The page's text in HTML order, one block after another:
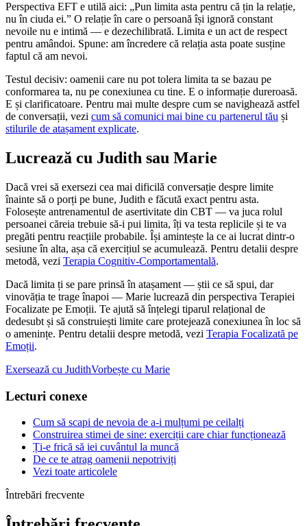
Perspectiva EFT e utilă aici: „Pun limita asta pentru că țin la relație,
nu în ciuda ei.” O relație în care o persoană își ignoră constant
nevoile nu e intimă — e dezechilibrată. Limita e un act de respect
pentru amândoi. Spune: am încredere că relația asta poate susține
faptul că am nevoi.
Testul decisiv: oamenii care nu pot tolera limita ta se bazau pe
conformarea ta, nu pe conexiunea cu tine. E o informație dureroasă.
E și clarificatoare. Pentru mai multe despre cum se navighează astfel
de conversații, vezi cum să comunici mai bine cu partenerul tău și
stilurile de atașament explicate.
Lucrează cu Judith sau Marie
Dacă vrei să exersezi cea mai dificilă conversație despre limite
înainte să o porți pe bune, Judith e făcută exact pentru asta.
Folosește antrenamentul de asertivitate din CBT — va juca rolul
persoanei căreia trebuie să-i pui limita, îți va testa replicile și te va
pregăti pentru reacțiile probabile. Își amintește la ce ai lucrat dintr-o
sesiune în alta, așa că exercițiul se acumulează. Pentru detalii despre
metodă, vezi Terapia Cognitiv-Comportamentală.
Dacă limita ți se pare prinsă în atașament — știi ce să spui, dar
vinovăția te trage înapoi — Marie lucrează din perspectiva Terapiei
Focalizate pe Emoții. Te ajută să înțelegi tiparul relațional de
dedesubt și să construiești limite care protejează conexiunea în loc să
o amenințe. Pentru detalii despre metodă, vezi Terapia Focalizată pe
Emoții.
Exersează cu JudithVorbește cu Marie
Lecturi conexe
Cum să scapi de nevoia de a-i mulțumi pe ceilalți
Construirea stimei de sine: exerciții care chiar funcționează
Ți-e frică să iei cuvântul la muncă
De ce te atrag oamenii nepotriviți
Vezi toate articolele
Întrebări frecvente